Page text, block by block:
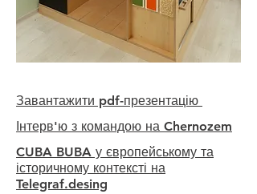
Завантажити pdf-презентацію
Інтерв'ю з командою на Chernozem
CUBA BUBA у європейському та
історичному контексті на
Telegraf.desing